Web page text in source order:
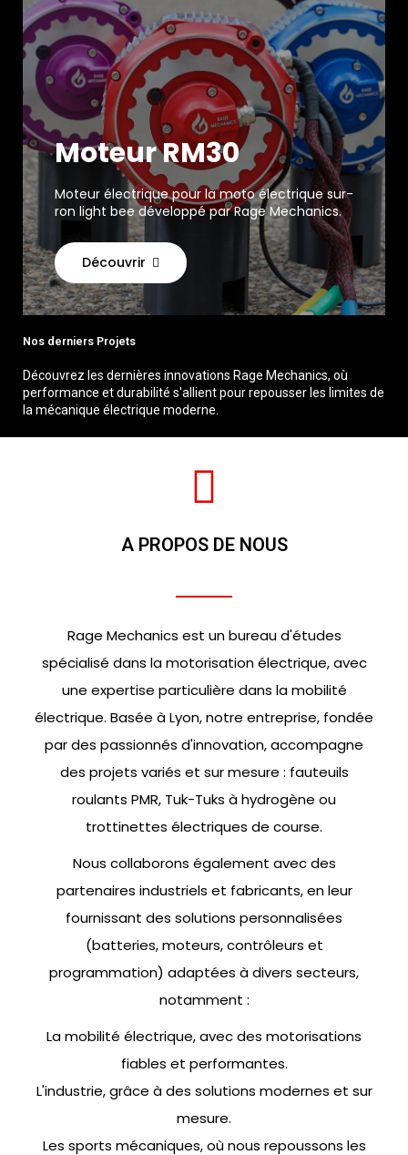
Moteur RM30
Moteur électrique pour la moto électrique sur-
ron light bee développé par Rage Mechanics.
Découvrir
Nos derniers Projets
Découvrez les dernières innovations Rage Mechanics, où
performance et durabilité s'allient pour repousser les limites de
la mécanique électrique moderne.
A PROPOS DE NOUS
Rage Mechanics est un bureau d'études
spécialisé dans la motorisation électrique, avec
une expertise particulière dans la mobilité
électrique. Basée à Lyon, notre entreprise, fondée
par des passionnés d'innovation, accompagne
des projets variés et sur mesure : fauteuils
roulants PMR, Tuk-Tuks à hydrogène ou
trottinettes électriques de course.
Nous collaborons également avec des
partenaires industriels et fabricants, en leur
fournissant des solutions personnalisées
(batteries, moteurs, contrôleurs et
programmation) adaptées à divers secteurs,
notamment :
La mobilité électrique, avec des motorisations
fiables et performantes.
L'industrie, grâce à des solutions modernes et sur
mesure.
Les sports mécaniques, où nous repoussons les